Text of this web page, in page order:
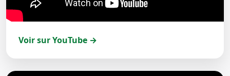
Voir sur YouTube →